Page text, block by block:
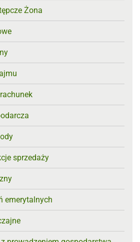
Żona
sprzedaży
emerytalnych